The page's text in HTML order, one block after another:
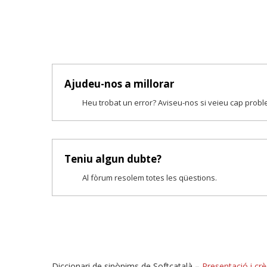
Ajudeu-nos a millorar
Heu trobat un error? Aviseu-nos si veieu cap
Teniu algun dubte?
Al fòrum resolem totes les qüestions.